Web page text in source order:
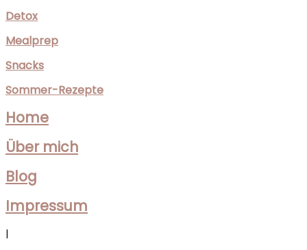
Detox
Mealprep
Snacks
Sommer-Rezepte
Home
Über mich
Blog
Impressum
|